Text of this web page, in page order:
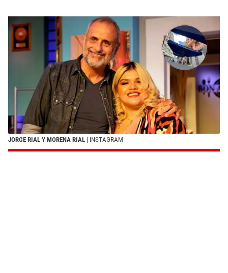
JORGE RIAL Y MORENA RIAL | INSTAGRAM